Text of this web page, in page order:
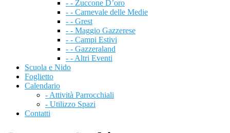
- - Zuccone D’oro
- - Carnevale delle Medie
- - Grest
- - Maggio Gazzerese
- - Campi Estivi
- - Gazzeraland
- - Altri Eventi
Scuola e Nido
Foglietto
Calendario
- Attività Parrocchiali
- Utilizzo Spazi
Contatti